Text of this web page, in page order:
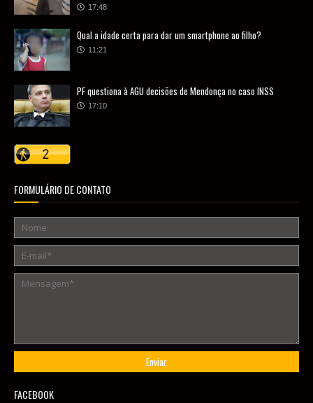
17:48
Qual a idade certa para dar um smartphone ao filho?
11:21
PF questiona à AGU decisões de Mendonça no caso INSS
17:10
FORMULÁRIO DE CONTATO
FACEBOOK